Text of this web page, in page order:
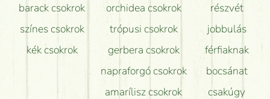
barack csokrok
színes csokrok
kék csokrok
orchidea csokrok
trópusi csokrok
gerbera csokrok
napraforgó csokrok
amarílisz csokrok
részvét
jobbulás
férfiaknak
bocsánat
csakúgy